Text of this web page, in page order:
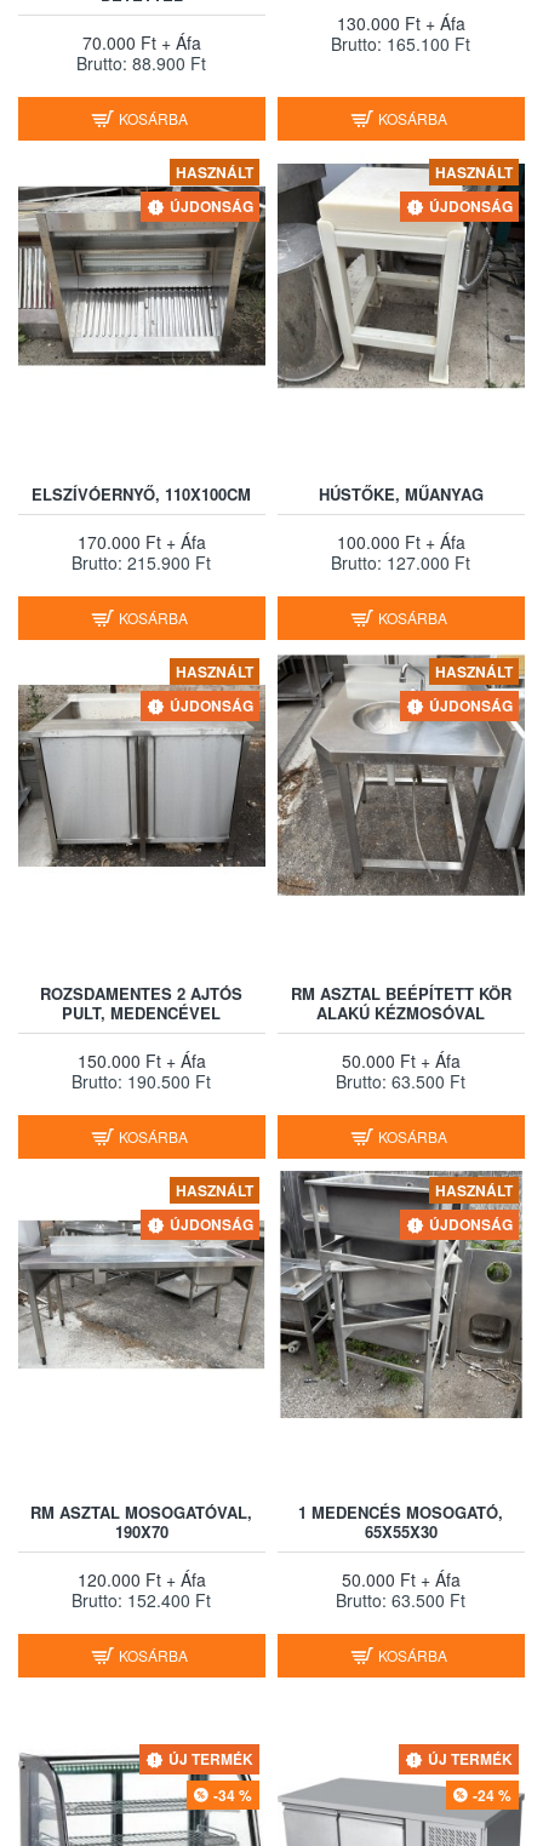
70.000 Ft + Áfa
Brutto: 88.900 Ft
KOSÁRBA
130.000 Ft + Áfa
Brutto: 165.100 Ft
KOSÁRBA
HASZNÁLT
ÚJDONSÁG
ELSZÍVÓERNYŐ, 110X100CM
170.000 Ft + Áfa
Brutto: 215.900 Ft
KOSÁRBA
HASZNÁLT
ÚJDONSÁG
HÚSTŐKE, MŰANYAG
100.000 Ft + Áfa
Brutto: 127.000 Ft
KOSÁRBA
HASZNÁLT
ÚJDONSÁG
ROZSDAMENTES 2 AJTÓS
PULT, MEDENCÉVEL
150.000 Ft + Áfa
Brutto: 190.500 Ft
KOSÁRBA
HASZNÁLT
ÚJDONSÁG
RM ASZTAL BEÉPÍTETT KÖR
ALAKÚ KÉZMOSÓVAL
50.000 Ft + Áfa
Brutto: 63.500 Ft
KOSÁRBA
HASZNÁLT
ÚJDONSÁG
RM ASZTAL MOSOGATÓVAL,
190X70
120.000 Ft + Áfa
Brutto: 152.400 Ft
KOSÁRBA
HASZNÁLT
ÚJDONSÁG
1 MEDENCÉS MOSOGATÓ,
65X55X30
50.000 Ft + Áfa
Brutto: 63.500 Ft
KOSÁRBA
ÚJ TERMÉK
-34 %
ÚJ TERMÉK
-24 %